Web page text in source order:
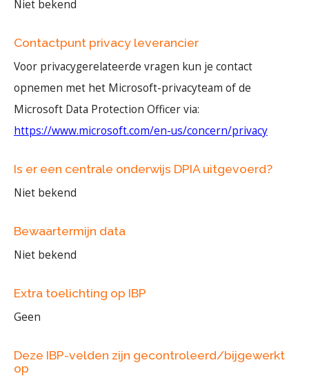
Niet bekend
Contactpunt privacy leverancier
Voor privacygerelateerde vragen kun je contact
opnemen met het Microsoft-privacyteam of de
Microsoft Data Protection Officer via:
https://www.microsoft.com/en-us/concern/privacy
Is er een centrale onderwijs DPIA uitgevoerd?
Niet bekend
Bewaartermijn data
Niet bekend
Extra toelichting op IBP
Geen
Deze IBP-velden zijn gecontroleerd/bijgewerkt
op